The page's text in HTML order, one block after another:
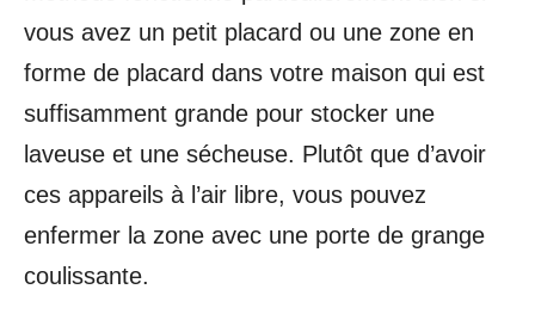
vous avez un petit placard ou une zone en
forme de placard dans votre maison qui est
suffisamment grande pour stocker une
laveuse et une sécheuse. Plutôt que d’avoir
ces appareils à l’air libre, vous pouvez
enfermer la zone avec une porte de grange
coulissante.